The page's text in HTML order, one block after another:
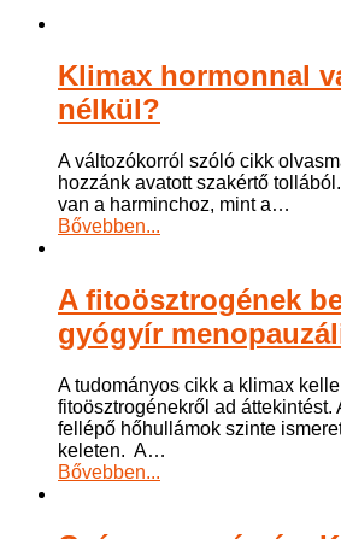
Klimax hormonnal
nélkül?
A változókorról szóló cikk
hozzánk avatott szakértő
van a harminchoz, mint a…
Bővebben...
A fitoösztrogének
gyógyír
A tudományos cikk a klimax
fitoösztrogénekről ad áttekintést.
fellépő hőhullámok szinte
keleten. A…
Bővebben...